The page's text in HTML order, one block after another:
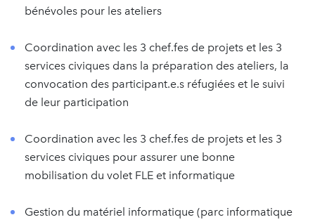
bénévoles pour les ateliers
Coordination avec les 3 chef.fes de projets et les 3
services civiques dans la préparation des ateliers, la
convocation des participant.e.s réfugiées et le suivi
de leur participation
Coordination avec les 3 chef.fes de projets et les 3
services civiques pour assurer une bonne
mobilisation du volet FLE et informatique
Gestion du matériel informatique (parc informatique